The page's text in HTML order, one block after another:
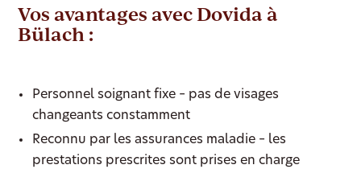
Vos avantages avec Dovida à
Bülach :
Personnel soignant fixe – pas de visages
changeants constamment
Reconnu par les assurances maladie – les
prestations prescrites sont prises en charge